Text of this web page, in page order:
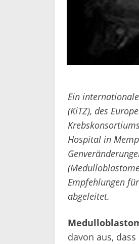
Ein
(KiTZ), des
Hospital in
Empfehlungen
abgeleitet.
davon aus,